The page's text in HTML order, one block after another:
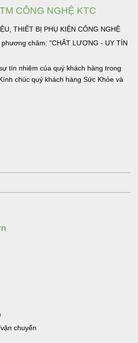
CÔNG NGHỆ KTC
THIẾT BỊ PHỤ KIỆN CÔNG NGHỆ
châm: "CHẤT LƯỢNG - UY TÍN
tín nhiệm của quý khách hàng trong
chúc quý khách hàng Sức Khỏe và
chuyển